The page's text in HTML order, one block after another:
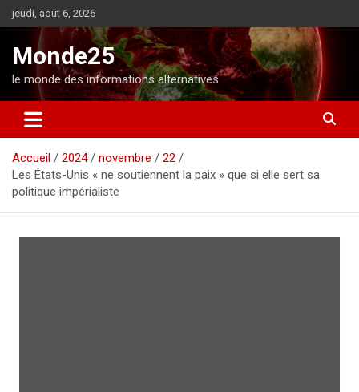
l
o
n
jeudi, août 6, 2026
Monde25
le monde des informations alternatives
Accueil 2024 novembre
22
Les États-Unis « ne soutiennent la paix » que si elle sert sa
politique impérialiste